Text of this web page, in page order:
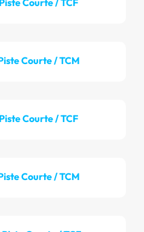
Courte / TCM
Courte / TCF
Courte / TCM